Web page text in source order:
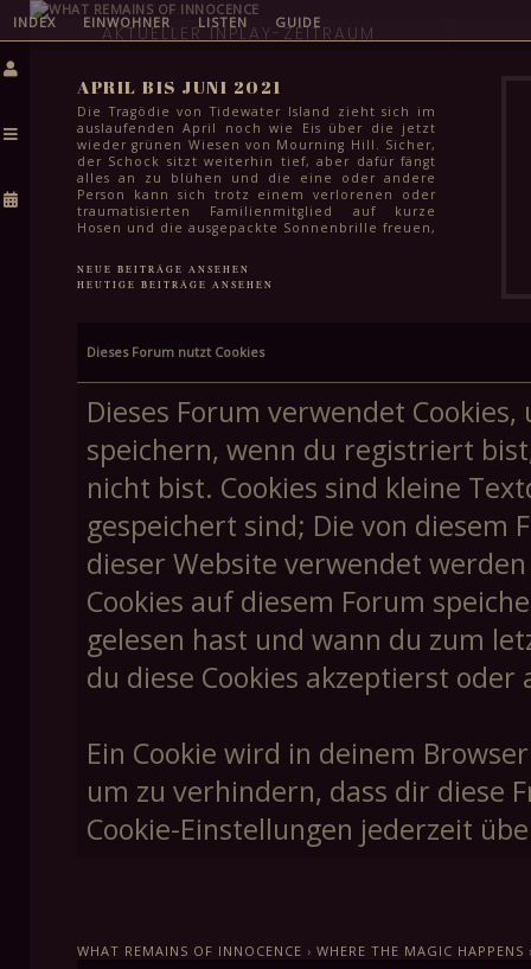
INDEX EINWOHNER LISTEN GUIDE
AKTUELLER INPLAY-ZEITRAUM
APRIL BIS JUNI 2021
Die Tragödie von Tidewater Island zieht sich im
auslaufenden April noch wie Eis über die jetzt
wieder grünen Wiesen von Mourning Hill. Sicher,
der Schock sitzt weiterhin tief, aber dafür fängt
alles an zu blühen und die eine oder andere
Person kann sich trotz einem verlorenen oder
traumatisierten Familienmitglied auf kurze
Hosen und die ausgepackte Sonnenbrille freuen,
kühl ist. Das Leben geht weiter und für die
meisten steht in den kommenden Monaten
der Stadt auch das endgültige Finale ihrer
Schullaufbahn. Spätestens Mitte Juni kann aber
höchstens noch die Frage im Weg, wie schnell
man eine weitere stadtweite Tragödie vergessen
kann.
NEUE BEITRÄGE ANSEHEN
HEUTIGE BEITRÄGE ANSEHEN
Dieses Forum nutzt Cookies
Dieses Forum verwendet
speichern, wenn du registriert
nicht bist. Cookies sind kleine
gespeichert sind; Die von diesem
dieser Website verwendet
Cookies auf diesem Forum
gelesen hast und wann du zum
du diese Cookies akzeptierst oder
Ein Cookie wird in deinem
um zu verhindern, dass dir diese
Cookie-Einstellungen jederzeit
WHAT REMAINS OF INNOCENCE › WHERE THE MAGIC HAPPENS